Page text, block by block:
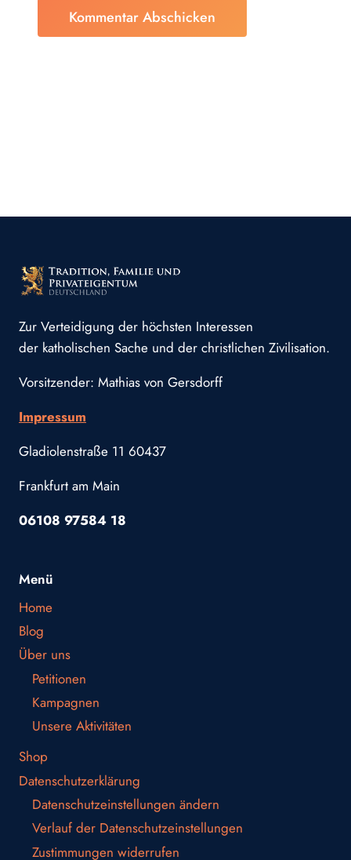
Zur Verteidigung der höchsten Interessen
der katholischen Sache und der christlichen Zivilisation.
Vorsitzender: Mathias von Gersdorff
Impressum
Gladiolenstraße 11 60437
Frankfurt am Main
06108 97584 18
Menü
Home
Blog
Über uns
Petitionen
Kampagnen
Unsere Aktivitäten
Shop
Datenschutzerklärung
Datenschutzeinstellungen ändern
Verlauf der Datenschutzeinstellungen
Zustimmungen widerrufen